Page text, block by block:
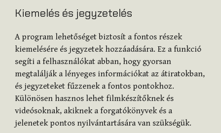
Kiemelés és jegyzetelés
A program lehetőséget biztosít a fontos részek
kiemelésére és jegyzetek hozzáadására. Ez a funkció
segíti a felhasználókat abban, hogy gyorsan
megtalálják a lényeges információkat az átiratokban,
és jegyzeteket fűzzenek a fontos pontokhoz.
Különösen hasznos lehet filmkészítőknek és
videósoknak, akiknek a forgatókönyvek és a
jelenetek pontos nyilvántartására van szükségük.